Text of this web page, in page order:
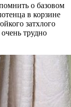
о базовом
в корзине
затхлого
трудно